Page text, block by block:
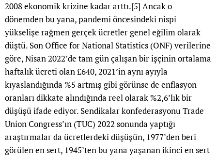
2008 ekonomik krizine kadar arttı.[5] Ancak o
dönemden bu yana, pandemi öncesindeki nispi
yükselişe rağmen gerçek ücretler genel eğilim olarak
düştü. Son Office for National Statistics (ONF) verilerine
göre, Nisan 2022’de tam gün çalışan bir işçinin ortalama
haftalık ücreti olan £640, 2021’in aynı ayıyla
kıyaslandığında %5 artmış gibi görünse de enflasyon
oranları dikkate alındığında reel olarak %2,6’lık bir
düşüşü ifade ediyor. Sendikalar konfederasyonu Trade
Union Congress’ın (TUC) 2022 sonunda yaptığı
araştırmalar da ücretlerdeki düşüşün, 1977’den beri
görülen en sert, 1945’ten bu yana yaşanan ikinci en sert